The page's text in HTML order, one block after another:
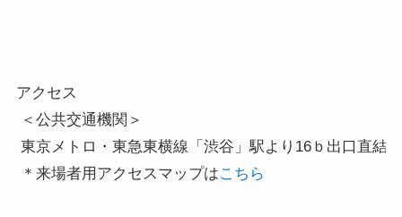
アクセス
＜公共交通機関＞
東京メトロ・東急東横線「渋谷」駅より16ｂ出口直結
＊来場者用アクセスマップはこちら